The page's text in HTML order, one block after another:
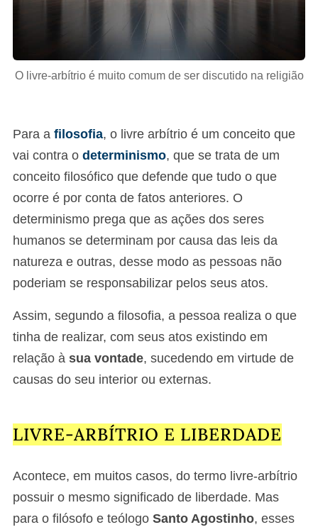
O livre-arbítrio é muito comum de ser discutido na religião
Para a filosofia, o livre arbítrio é um conceito que
vai contra o determinismo, que se trata de um
conceito filosófico que defende que tudo o que
ocorre é por conta de fatos anteriores. O
determinismo prega que as ações dos seres
humanos se determinam por causa das leis da
natureza e outras, desse modo as pessoas não
poderiam se responsabilizar pelos seus atos.
Assim, segundo a filosofia, a pessoa realiza o que
tinha de realizar, com seus atos existindo em
relação à sua vontade, sucedendo em virtude de
causas do seu interior ou externas.
LIVRE-ARBÍTRIO E LIBERDADE
Acontece, em muitos casos, do termo livre-arbítrio
possuir o mesmo significado de liberdade. Mas
para o filósofo e teólogo Santo Agostinho, esses